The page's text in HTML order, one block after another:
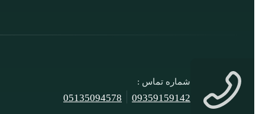
شماره تماس :
09359159142
05135094578